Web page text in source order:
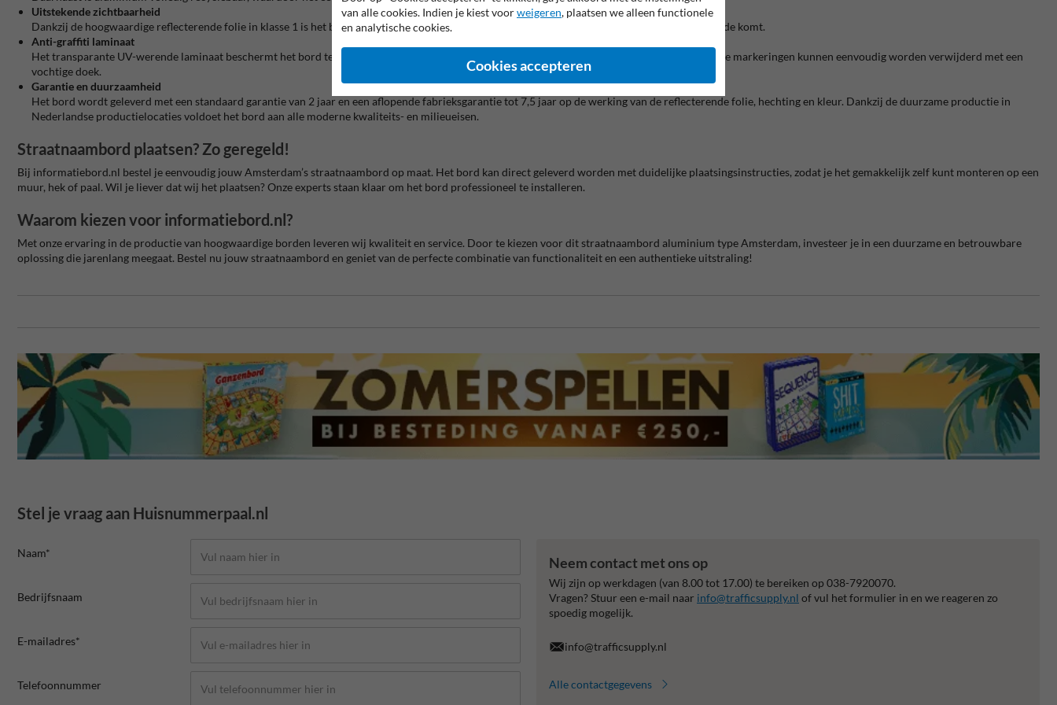
Uitstekende zichtbaarheid
Dankzij de hoogwaardige reflecterende folie in klasse 1 is het bord zowel overdag als ’s nachts goed zichtbaar, wat de verkeersveiligheid ten goede komt.
Anti-graffiti laminaat
Het transparante UV-werende laminaat beschermt het bord tegen stickers en graffiti, waardoor onderhoud eenvoudig is. Stickers en ongewenste markeringen kunnen eenvoudig worden verwijderd met een
vochtige doek.
Garantie en duurzaamheid
Het bord wordt geleverd met een standaard garantie van 2 jaar en een aflopende fabrieksgarantie tot 7,5 jaar op de werking van de reflecterende folie, hechting en kleur. Dankzij de duurzame productie in
Nederlandse productielocaties voldoet het bord aan alle moderne kwaliteits- en milieueisen.
Straatnaambord plaatsen? Zo geregeld!
Bij informatiebord.nl bestel je eenvoudig jouw Amsterdam’s straatnaambord op maat. Het bord kan direct geleverd worden met duidelijke plaatsingsinstructies, zodat je het gemakkelijk zelf kunt monteren op een
muur, hek of paal. Wil je liever dat wij het plaatsen? Onze experts staan klaar om het bord professioneel te installeren.
Waarom kiezen voor informatiebord.nl?
Met onze ervaring in de productie van hoogwaardige borden leveren wij kwaliteit en service. Door te kiezen voor dit straatnaambord aluminium type Amsterdam, investeer je in een duurzame en betrouwbare
oplossing die jarenlang meegaat. Bestel nu jouw straatnaambord en geniet van de perfecte combinatie van functionaliteit en een authentieke uitstraling!
Stel je vraag aan Huisnummerpaal.nl
Naam*
Bedrijfsnaam
E-mailadres*
Telefoonnummer
Neem contact met ons op
Wij zijn op werkdagen (van 8.00 tot 17.00) te bereiken op 038-7920070.
Vragen? Stuur een e-mail naar info@trafficsupply.nl of vul het formulier in en we reageren zo
spoedig mogelijk.
info@trafficsupply.nl
Alle contactgegevens
van alle cookies. Indien je kiest voorweigeren, plaatsen we alleen functionele
en analytische cookies.
Cookies accepteren